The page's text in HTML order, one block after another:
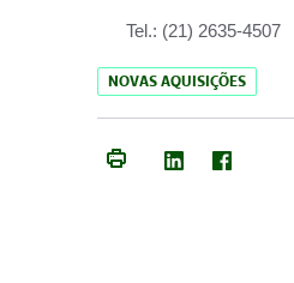
Tel.: (21) 2635-4507
NOVAS AQUISIÇÕES